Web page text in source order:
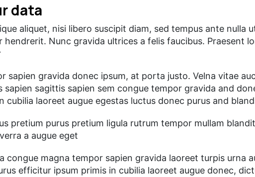
data
aliquet, nisi libero suscipit diam, sed tempus ante nulla
Nunc gravida ultrices a felis faucibus. Praesent
sapien gravida donec ipsum, at porta justo. Velna vitae
sapien sagittis sapien sem congue tempor gravida and
cubilia laoreet augue egestas luctus donec purus and
pretium purus pretium ligula rutrum tempor mullam
a augue eget
congue magna tempor sapien gravida laoreet turpis urna
efficitur ipsum primis in cubilia laoreet augue donec,